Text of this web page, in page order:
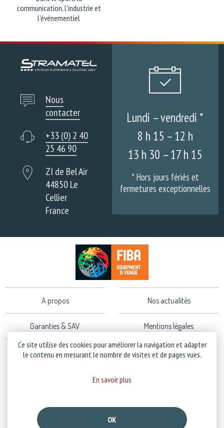
communication, l'industrie et
l'événementiel
Nous
contacter
+33 (0) 2 40
25 46 90
ZI de Bel Air
44850 Le
Cellier
France
Lundi – vendredi *
8 h 15 – 12 h
13 h 30 – 17 h 15
* Hors jours fériés et
fermetures exceptionnelles
A propos Nos actualités
Garanties & SAV Mentions légales
Politique de confidentialité
Ce site utilise des cookies pour améliorer la navigation et adapter
le contenu en mesurant le nombre de visites et de pages vues.
En savoir plus
OK